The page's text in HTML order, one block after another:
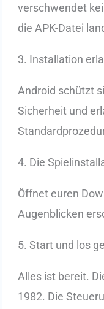
verschwendet
die APK-Datei
3. Installation
Android schützt
Sicherheit und
4. Die
Öffnet euren
Augenblicken
5. Start und los
Alles ist bereit.
1982. Die